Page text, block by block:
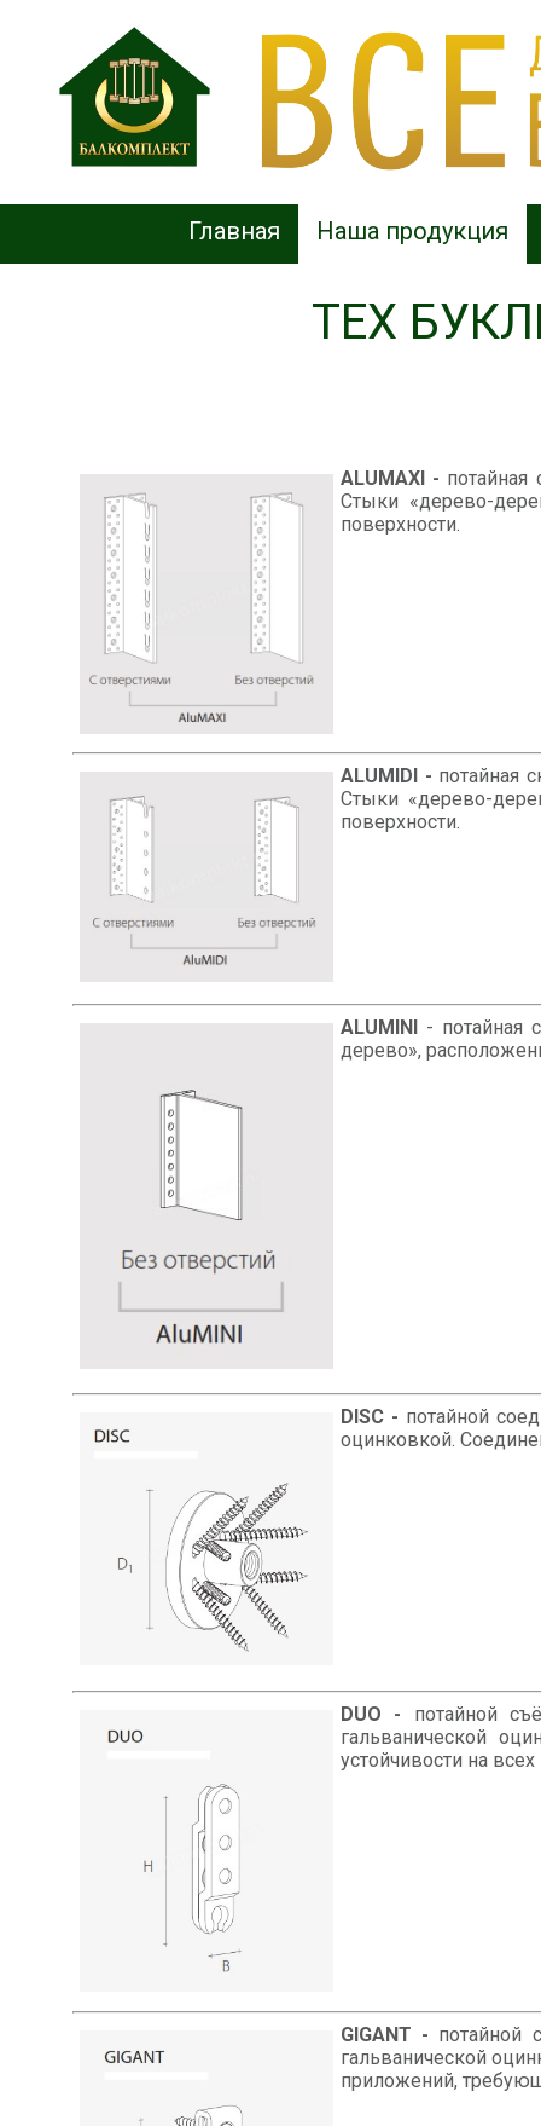
Главная Наша продукция
ТЕХ
ALUMAXI - потайная
Стыки «дерево-
поверхности.
ALUMIDI - потайная
Стыки «дерево-
поверхности.
ALUMINI - потайная
дерево»,
DISC - потайной
оцинковкой.
DUO - потайной
гальванической
устойчивости на
GIGANT - потайной
гальванической
приложений,